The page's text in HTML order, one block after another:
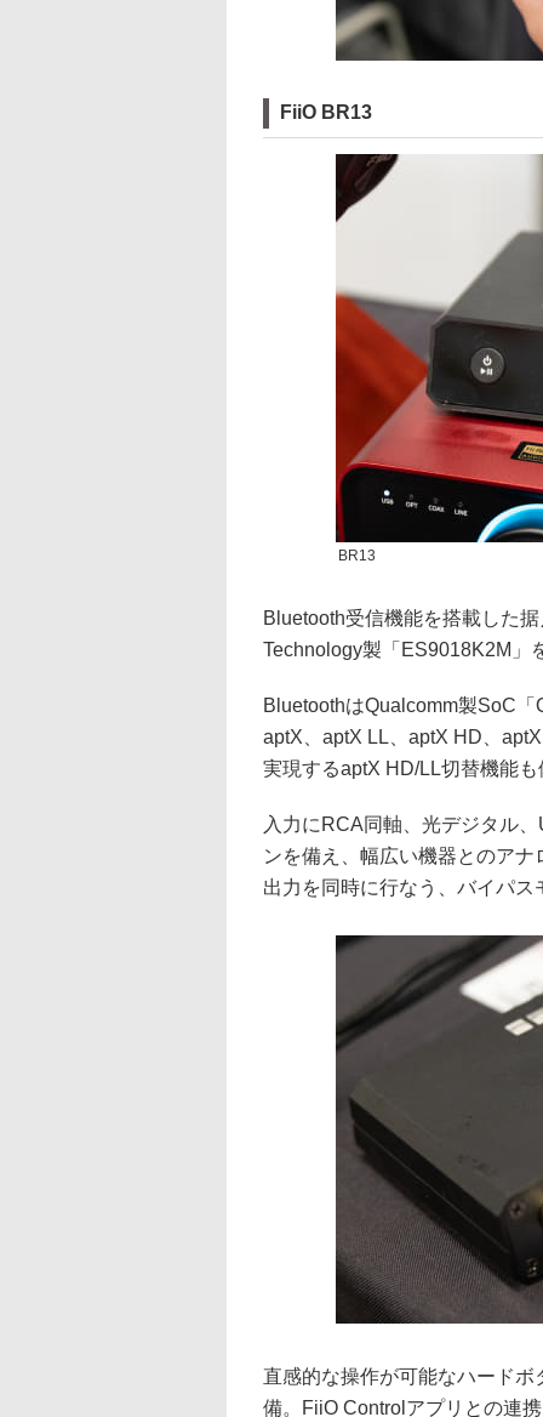
FiiO BR13
BR13
Bluetooth受信機能を搭載した
Technology製「ES9018K2M」
BluetoothはQualcomm製SoC
aptX、aptX LL、aptX HD、
実現するaptX HD/LL切替機能
入力にRCA同軸、光デジタル
ンを備え、幅広い機器とのア
出力を同時に行なう、バイパス
直感的な操作が可能なハード
備。FiiO Controlアプリとの連